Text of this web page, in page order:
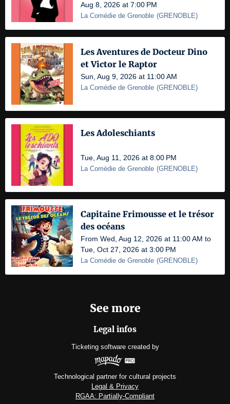
Aug 8, 2026 at 7:00 PM
La Comédie de Grenoble (GRENOBLE)
Les Aventures de Docteur Dino
et Victor le Raptor
Sun, Aug 9, 2026 at 11:00 AM
La Comédie de Grenoble (GRENOBLE)
Les Adoleschiants
Tue, Aug 11, 2026 at 8:00 PM
La Comédie de Grenoble (GRENOBLE)
Capitaine Frimousse et le trésor
des océans
From Wed, Aug 12, 2026 at 11:00 AM to
Tue, Oct 27, 2026 at 3:00 PM
La Comédie de Grenoble (GRENOBLE)
See more
Legal infos
Ticketing software created by
Technological partner for cultural projects
Legal & Privacy
RGAA: Partially-Compliant